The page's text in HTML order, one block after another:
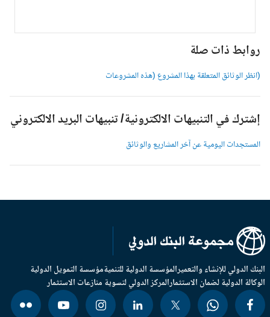
روابط ذات صلة
(انظر الوثائق المتعلقة بهذا المشروع (هذه المشروعات
إشترك في التنبيهات الالكترونية/ تنبيهات البريد الالكتروني
المستجدات اليومية عن آخر المشاريع والوثائق
الدولي للإنشاء والتعميرالمؤسسة الدولية للتنميةمؤسسة التمويل الدولية
الدولية لضمان الاستثمارالمركز الدولي لتسوية منازعات الاستثمار